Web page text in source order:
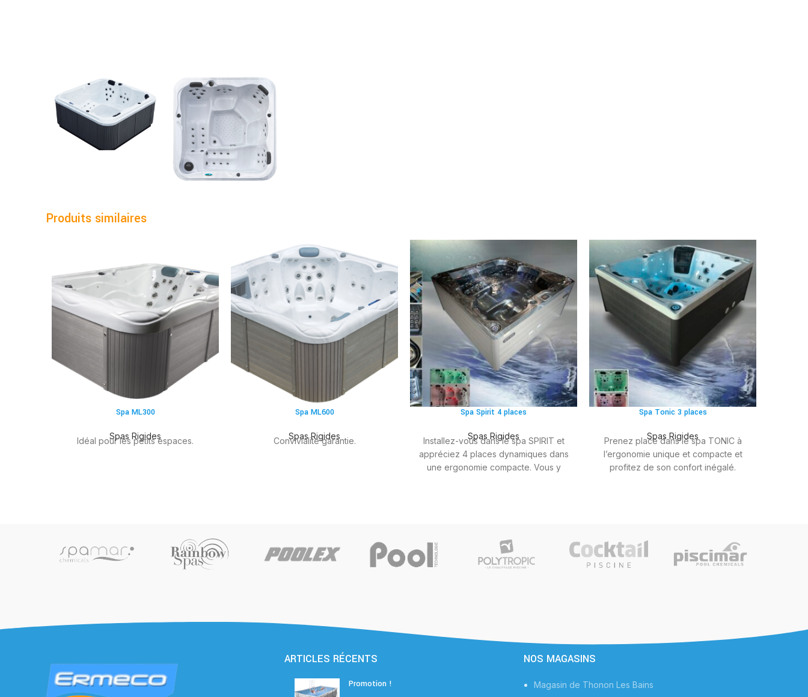
Produits similaires
Spa ML300
Spas Rigides
Idéal pour les petits espaces.
Spa ML600
Spas Rigides
Convivialité garantie.
Spa Spirit 4 places
Spas Rigides
Installez-vous dans le spa SPIRIT et
appréciez 4 places dynamiques dans
une ergonomie compacte. Vous y
des spécificités méticuleuse- ment
étudiées.
Spa Tonic 3 places
Spas Rigides
Prenez place dans le spa TONIC à
l’ergonomie unique et compacte et
profitez de son confort inégalé.
ARTICLES RÉCENTS
Promotion !
NOS MAGASINS
Magasin de Thonon Les Bains